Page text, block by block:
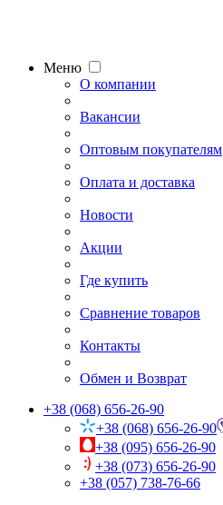
Меню
О компании
Вакансии
Оптовым покупателям
Оплата и доставка
Новости
Акции
Где купить
Сравнение товаров
Контакты
Обмен и Возврат
+38 (068) 656-26-90
+38 (068) 656-26-90
+38 (095) 656-26-90
+38 (073) 656-26-90
+38 (057) 738-76-66